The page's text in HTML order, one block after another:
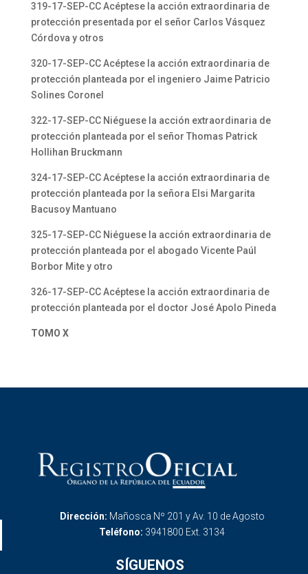
319-17-SEP-CC Acéptese la acción extraordinaria de
protección presentada por el señor Carlos Vásquez
Córdova y otros
320-17-SEP-CC Acéptese la acción extraordinaria de
protección planteada por el ingeniero Jaime Patricio
Solines Coronel
322-17-SEP-CC Niéguese la acción extraordinaria de
protección planteada por el señor Thomas Patrick
Hollihan Bruckmann
324-17-SEP-CC Acéptese la acción extraordinaria de
protección planteada por la señora Elsi Margarita
Bacusoy Mantuano
325-17-SEP-CC Niéguese la acción extraordinaria de
protección planteada por el abogado Vicente Paúl
Borbor Mite y otro
326-17-SEP-CC Acéptese la acción extraordinaria de
protección planteada por el doctor José Apolo Pineda
TOMO X
Dirección: Mañosca Nº 201 y Av. 10 de Agosto
Teléfono: 3941800 Ext. 3134
SÍGUENOS